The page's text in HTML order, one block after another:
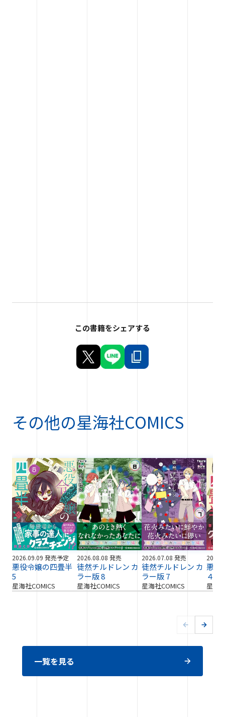
この書籍をシェアする
その他の星海社COMICS
2026.09.09 発売予定
悪役令嬢の四畳半
5
星海社COMICS
2026.08.08 発売
徒然チルドレン カ
ラー版 8
星海社COMICS
2026.07.08 発売
徒然チルドレン カ
ラー版 7
星海社COMICS
悪役
４
星海
一覧を見る